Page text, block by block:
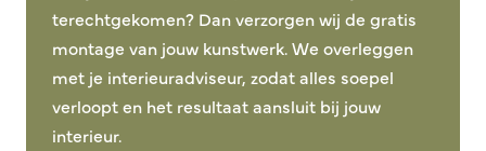
terechtgekomen? Dan verzorgen wij de gratis
montage van jouw kunstwerk. We overleggen
met je interieuradviseur, zodat alles soepel
verloopt en het resultaat aansluit bij jouw
interieur.